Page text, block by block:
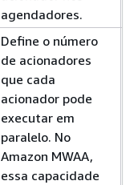
agendadores.
Define o número
de acionadores
que cada
acionador pode
executar em
paralelo. No
Amazon MWAA,
essa capacidade